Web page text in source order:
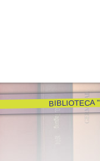
BIBLIOTECA